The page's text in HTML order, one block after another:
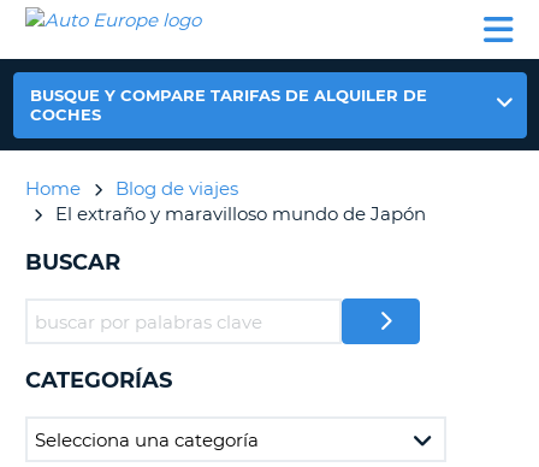
ALQUILER
COCHES
ALQUILER DE
AUTOCARAVANAS
AUTO
EUROPE
ALQUILER
COCHES
ALQUILER
DE
COLABORADORES
MI
ESPAÑA
BUSQUE Y COMPARE TARIFAS DE ALQUILER DE
COCHES
Home
Blog de viajes
El extraño y maravilloso mundo de Japón
BUSCAR
CATEGORÍAS